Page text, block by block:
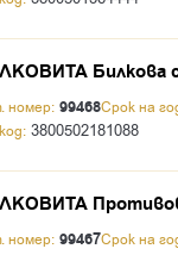
Билкова
номер: 99468Срок на
3800502181088
номер: 99467Срок на